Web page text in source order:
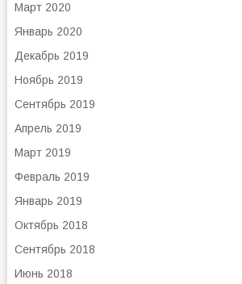
Март 2020
Январь 2020
Декабрь 2019
Ноябрь 2019
Сентябрь 2019
Апрель 2019
Март 2019
Февраль 2019
Январь 2019
Октябрь 2018
Сентябрь 2018
Июнь 2018